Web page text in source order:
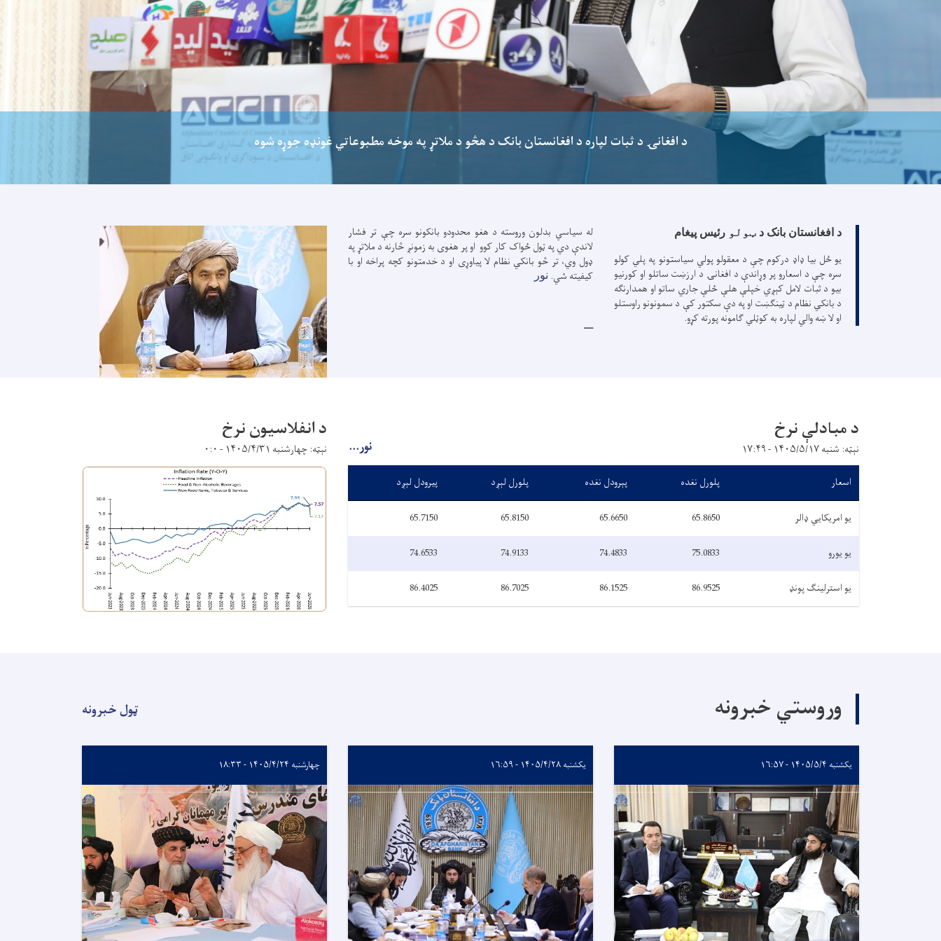
د افغانۍ د ثبات لپاره د افغانستان بانک د هڅو د ملاتړ په موخه مطبوعاتي غونډه جوړه شوه
د افغانستان بانک د ټولو رئیس پیغام
یو ځل بیا ډاډ درکوم چې د معقولو پولي سیاستونو په پلي کولو
سره چې د اسعارو پر وړاندې د افغانۍ د ارزښت ساتلو او کورنیو
بیو د ثبات لامل کېږي خپلې هلې ځلې جاري ساتو او همدارنګه
د بانکي نظام د ټینګښت او په دې سکتور کې د سمونونو راوستلو
او لا ښه والي لپاره به کوټلي ګامونه پورته کړو.
له سیاسي بدلون وروسته د هغو محدودو بانکونو سره چې تر فشار
لاندې دي په ټول ځواک کار کوو او پر هغوی به زمونږ څارنه د ملاتړ په
ډول وي، تر څو بانکي نظام لا پیاوړی او د خدمتونو کچه پراخه او با
کیفیته شي. نور
د مبادلې نرخ
نېټه: شنبه ۱۴۰۵/۵/۱۷ - ۱۷:۴۹ نور...
اسعار پلورل نغده پېرودل نغده پلورل لېږد پیرودل لېږد
یو امریکایي ډالر 65.8650
65.6650
65.8150
65.7150
یو یورو
75.0833
74.4833
74.9133
74.6533
یو استرلینګ پونډ
86.9525
86.1525
86.7025
86.4025
د انفلاسیون نرخ
نېټه: چهارشنبه ۱۴۰۵/۴/۳۱ - ۰:۰
وروستي خبرونه ټول خبرونه
یکشنبه ۱۴۰۵/۵/۴ - ۱۶:۵۷ یکشنبه ۱۴۰۵/۴/۲۸ - ۱۶:۵۹ چهارشنبه ۱۴۰۵/۴/۲۴ - ۱۸:۳۳